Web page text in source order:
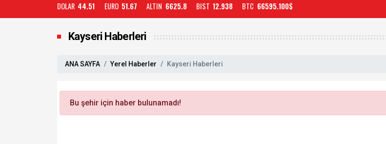
DOLAR 44.51 EURO 51.67 ALTIN 6625.8 BIST 12.938 BTC 66595.100$
Kayseri Haberleri
ANA SAYFA Yerel Haberler Kayseri Haberleri
Bu şehir için haber bulunamadı!